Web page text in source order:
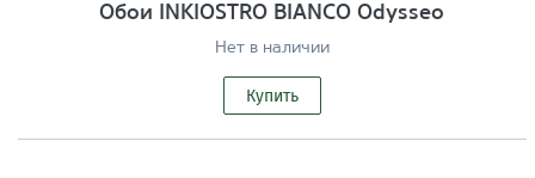
Обои INKIOSTRO BIANCO Odysseo
Нет в наличии
Купить